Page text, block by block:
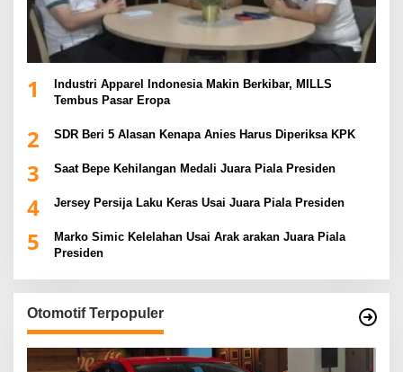
1
Industri Apparel Indonesia Makin Berkibar, MILLS
Tembus Pasar Eropa
2 SDR Beri 5 Alasan Kenapa Anies Harus Diperiksa KPK
3 Saat Bepe Kehilangan Medali Juara Piala Presiden
4 Jersey Persija Laku Keras Usai Juara Piala Presiden
5
Marko Simic Kelelahan Usai Arak arakan Juara Piala
Presiden
Otomotif Terpopuler